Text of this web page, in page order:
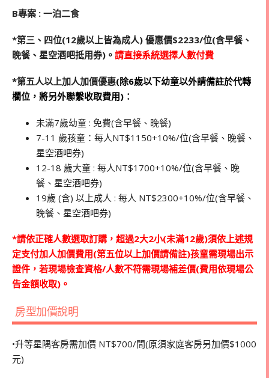
B專案 : 一泊二食
*第三、四位(12歲以上皆為成人) 優惠價$2233/位(含早餐、
晚餐、星空酒吧抵用券)。 請直接系統選擇人數付費
*第五人以上加人加價優惠(除6歲以下幼童以外請備註於代轉
欄位，將另外聯繫收取費用) ：
未滿7歲幼童 : 免費(含早餐、晚餐)
7-11 歲孩童：每人NT$1150+10%/位(含早餐、晚餐、
星空酒吧券)
12-18 歲大童 : 每人NT$1700+10%/位(含早餐、晚
餐、星空酒吧券)
19歲 (含) 以上成人 : 每人 NT$2300+10%/位(含早餐、
晚餐、星空酒吧券)
*請依正確人數選取訂購，超過2大2小(未滿12歲)須依上述規
定支付加人加價費用(第五位以上加價請備註)孩童需現場出示
證件，若現場檢查資格/人數不符需現場補差價(費用依現場公
告金額收取)。
房型加價說明
•升等星隅客房需加價 NT$700/間(原須家庭客房另加價$1000
元)